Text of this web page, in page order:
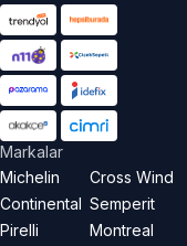
Markalar
Michelin
Continental
Pirelli
Cross Wind
Semperit
Montreal